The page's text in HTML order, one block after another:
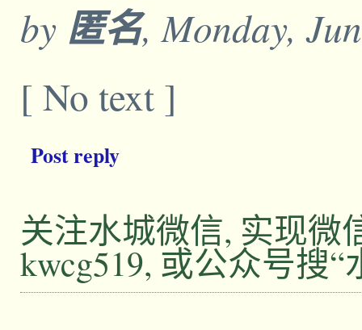
by 匿名, Monday,
[ No text ]
Post reply
关注水城微信, 实现微
kwcg519, 或公众号搜“